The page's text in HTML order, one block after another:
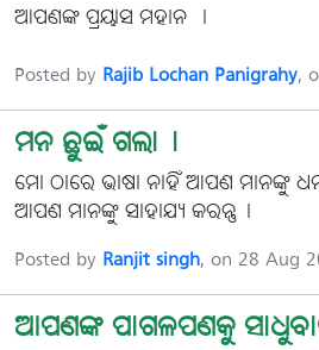
ଆପଣଙ୍କ ପ୍ରୟାସ ମହାନ ।
Posted by Rajib Lochan Panigrahy,
ମନ ଛୁଇଁ ଗଲା।
ମାେ ଠାରେ ଭାଷା ନାହିଁ ଆପଣ ମାନଙ୍କୁ
ଆପଣ ମାନଙ୍କୁ ସାହାଯ୍ୟ କରନ୍ତୁ।
Posted by Ranjit singh, on 28 Aug
ଆପଣଙ୍କ ପାଗଳପଣକୁ